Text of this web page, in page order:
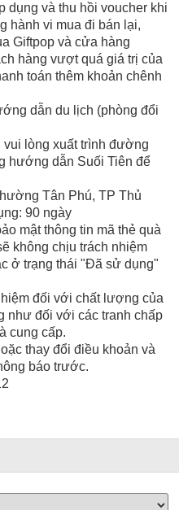
dụng và thu hồi voucher khi
hành vi mua đi bán lại,
Giftpop và cửa hàng
hàng vượt quá giá trị của
toán thêm khoản chênh
dẫn du lịch (phòng đổi
vui lòng xuất trình đường
hướng dẫn Suối Tiên để
Tân Phú, TP Thủ
90 ngày
mật thông tin mã thẻ quà
không chịu trách nhiệm
ở trạng thái "Đã sử dụng"
đối với chất lượng của
như đối với các tranh chấp
cung cấp.
thay đổi điều khoản và
báo trước.